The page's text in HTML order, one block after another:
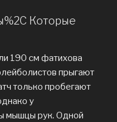
Которые
190 см фатихова
прыгают
только пробегают
у
мышцы рук. Одной